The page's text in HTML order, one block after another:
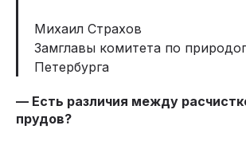
Михаил Страхов
Замглавы комитета по
Петербурга
— Есть различия между
прудов?